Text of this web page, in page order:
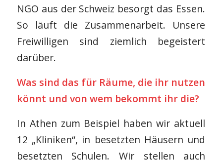
NGO aus der Schweiz besorgt das Essen.
So läuft die Zusammenarbeit. Unsere
Freiwilligen sind ziemlich begeistert
darüber.
Was sind das für Räume, die ihr nutzen
könnt und von wem bekommt ihr die?
In Athen zum Beispiel haben wir aktuell
12 „Kliniken“, in besetzten Häusern und
besetzten Schulen. Wir stellen auch